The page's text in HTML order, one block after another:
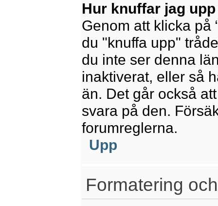
Hur knuffar jag
Genom att klicka på
du "knuffa upp"
du inte ser denna
inaktiverat, eller så
än. Det går också
svara på den.
forumreglerna.
Upp
Formatering